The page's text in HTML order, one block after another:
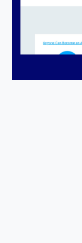
이 회사는 기존
행자를 위한 다
는 독립적인 보
고객이 제공한